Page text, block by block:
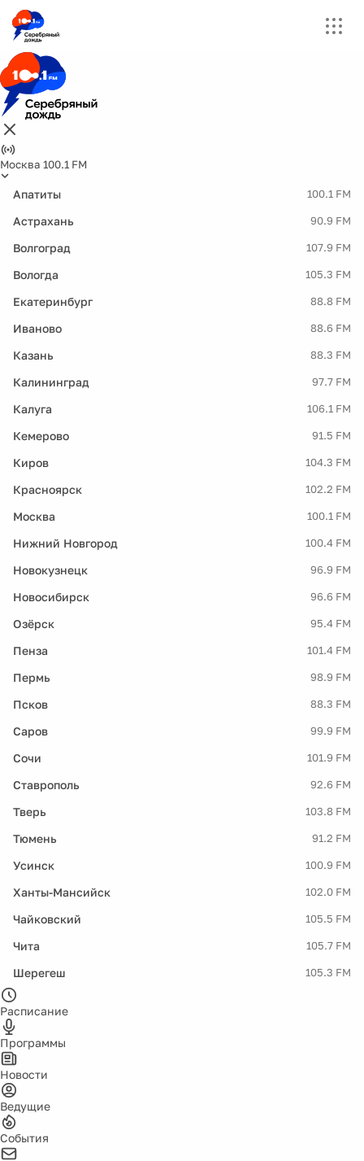
Москва 100.1 FM
Апатиты 100.1 FM
Астрахань 90.9 FM
Волгоград 107.9 FM
Вологда 105.3 FM
Екатеринбург 88.8 FM
Иваново 88.6 FM
Казань 88.3 FM
Калининград 97.7 FM
Калуга 106.1 FM
Кемерово 91.5 FM
Киров 104.3 FM
Красноярск 102.2 FM
Москва 100.1 FM
Нижний Новгород 100.4 FM
Новокузнецк 96.9 FM
Новосибирск 96.6 FM
Озёрск 95.4 FM
Пенза 101.4 FM
Пермь 98.9 FM
Псков 88.3 FM
Саров 99.9 FM
Сочи 101.9 FM
Ставрополь 92.6 FM
Тверь 103.8 FM
Тюмень 91.2 FM
Усинск 100.9 FM
Ханты-Мансийск 102.0 FM
Чайковский 105.5 FM
Чита 105.7 FM
Шерегеш 105.3 FM
Расписание
Программы
Новости
Ведущие
События